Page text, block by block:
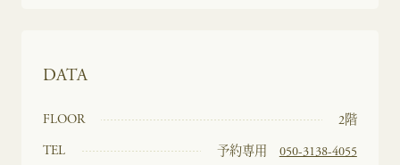
DATA
FLOOR
2階
TEL
予約専用 050-3138-4055